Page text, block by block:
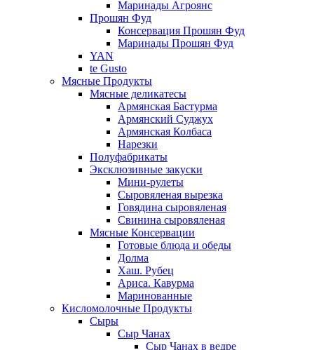
Маринады Агроянс
Прошян Фуд
Консервация Прошян Фуд
Маринады Прошян Фуд
YAN
te Gusto
Мясные Продукты
Мясные деликатесы
Армянская Бастурма
Армянский Суджух
Армянская Колбаса
Нарезки
Полуфабрикаты
Эксклюзивные закуски
Мини-рулеты
Сыровяленая вырезка
Говядина сыровяленая
Свинина сыровяленая
Мясные Консервации
Готовые блюда и обеды
Долма
Хаш. Рубец
Ариса. Кавурма
Маринованные
Кисломолочные Продукты
Сыры
Сыр Чанах
Сыр Чанах в ведре